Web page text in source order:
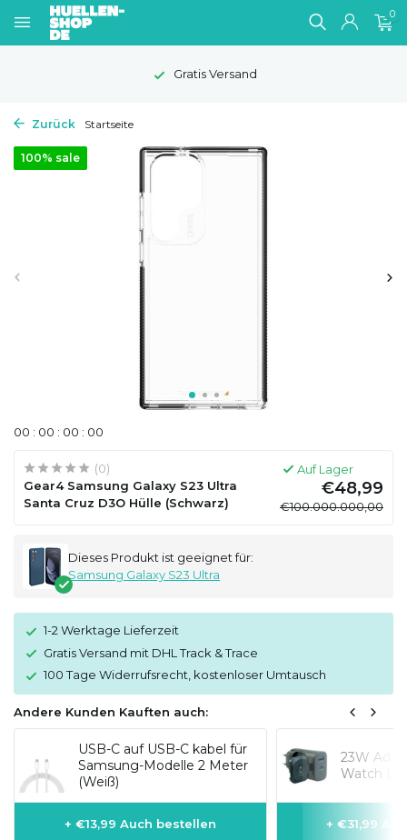
0
Gratis Versand
Zurück Startseite
100% sale
00 : 00 : 00 : 00
(0)
Gear4 Samsung Galaxy S23 Ultra
Santa Cruz D3O Hülle (Schwarz)
Auf Lager
€48,99
€100.000.000,00
Dieses Produkt ist geeignet für:
Samsung Galaxy S23 Ultra
1-2 Werktage Lieferzeit
Gratis Versand mit DHL Track & Trace
100 Tage Widerrufsrecht, kostenloser Umtausch
Andere Kunden Kauften auch:
USB-C auf USB-C kabel für
Samsung-Modelle 2 Meter
(Weiß)
+ €13,99 Auch bestellen
23W
Watch
+ €31,99